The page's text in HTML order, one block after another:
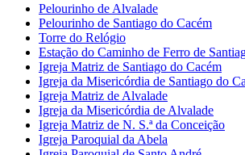
Pelourinho de Alvalade
Pelourinho de Santiago do Cacém
Torre do Relógio
Estação do Caminho de Ferro de
Igreja Matriz de Santiago do Cacém
Igreja da Misericórdia de Santiago do
Igreja Matriz de Alvalade
Igreja da Misericórdia de Alvalade
Igreja Matriz de N. S.ª da Conceição
Igreja Paroquial da Abela